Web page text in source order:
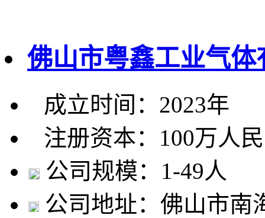
佛山市粤鑫工业气体
成立时间：2023年
注册资本：100万人
公司规模：1-49人
公司地址：佛山市南